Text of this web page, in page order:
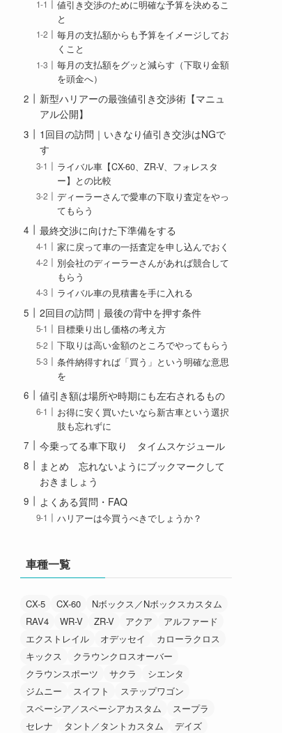
値引き交渉のために明確な予算を決めるこ
と
毎月の支払額からも予算をイメージしてお
くこと
毎月の支払額をグッと減らす（下取り金額
を頭金へ）
新型ハリアーの最強値引き交渉術【マニュ
アル公開】
1回目の訪問｜いきなり値引き交渉はNGで
す
ライバル車【CX-60、ZR-V、フォレスタ
ー】との比較
ディーラーさんで愛車の下取り査定をやっ
てもらう
最終交渉に向けた下準備をする
家に戻って車の一括査定を申し込んでおく
別会社のディーラーさんがあれば競合して
もらう
ライバル車の見積書を手に入れる
2回目の訪問｜最後の背中を押す条件
目標乗り出し価格の考え方
下取りは高い金額のところでやってもらう
条件納得すれば「買う」という明確な意思
を
値引き額は場所や時期にも左右されるもの
お得に安く買いたいなら新古車という選択
肢も忘れずに
今乗ってる車下取り タイムスケジュール
まとめ 忘れないようにブックマークして
おきましょう
よくある質問・FAQ
ハリアーは今買うべきでしょうか？
車種一覧
CX-5 CX-60
Nボックス／Nボックスカスタム
RAV4
WR-V ZR-V アクア
アルファード
エクストレイル
オデッセイ
カローラクロス
キックス
クラウンクロスオーバー
クラウンスポーツ
サクラ
シエンタ
ジムニー
スイフト
ステップワゴン
スペーシア／スペーシアカスタム
スープラ
セレナ
タント／タントカスタム
デイズ